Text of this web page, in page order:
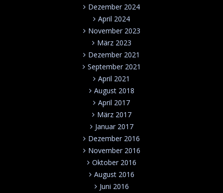
Dezember 2024
April 2024
November 2023
März 2023
Dezember 2021
September 2021
April 2021
August 2018
April 2017
März 2017
Januar 2017
Dezember 2016
November 2016
Oktober 2016
August 2016
Juni 2016